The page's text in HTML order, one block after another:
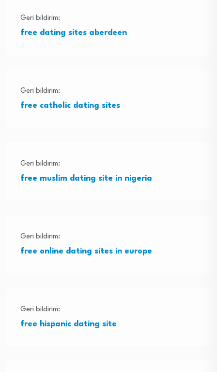
Geri bildirim:
free dating sites aberdeen
Geri bildirim:
free catholic dating sites
Geri bildirim:
free muslim dating site in nigeria
Geri bildirim:
free online dating sites in europe
Geri bildirim:
free hispanic dating site